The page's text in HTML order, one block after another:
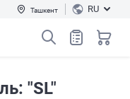
Ташкент RU
"SL"